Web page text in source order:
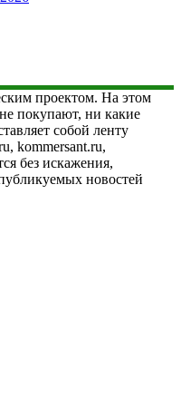
проектом. На этом
покупают, ни какие
собой ленту
kommersant.ru,
без искажения,
новостей